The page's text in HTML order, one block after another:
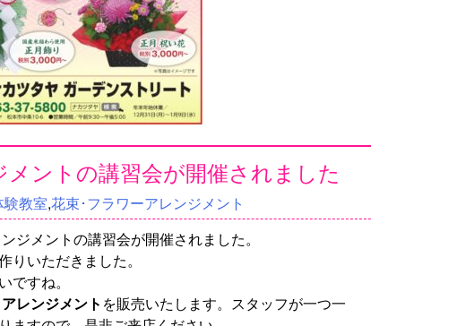
ントの講習会が開催されました
験教室,花束･フラワーアレンジメント
ジメントの講習会が開催されました。
りいただきました。
ですね。
レンジメント を販売いたします。スタッフが一つ一